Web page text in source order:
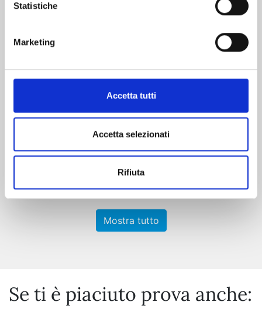
Statistiche
Marketing
Accetta tutti
Accetta selezionati
Rifiuta
X6 - CRUCISIX n. 15
22/09/2026
€ 6,90
Mostra tutto
Se ti è piaciuto prova anche: